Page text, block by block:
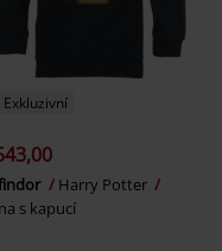
Exkluzivní
Harry Potter
s kapucí